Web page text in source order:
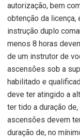
autorização, bem
obtenção da licença,
instrução duplo
menos 8 horas
de um instrutor de
ascensões sob a
habilitado e
deve ter atingido a
ter tido a duração
ascensões devem
duração de, no